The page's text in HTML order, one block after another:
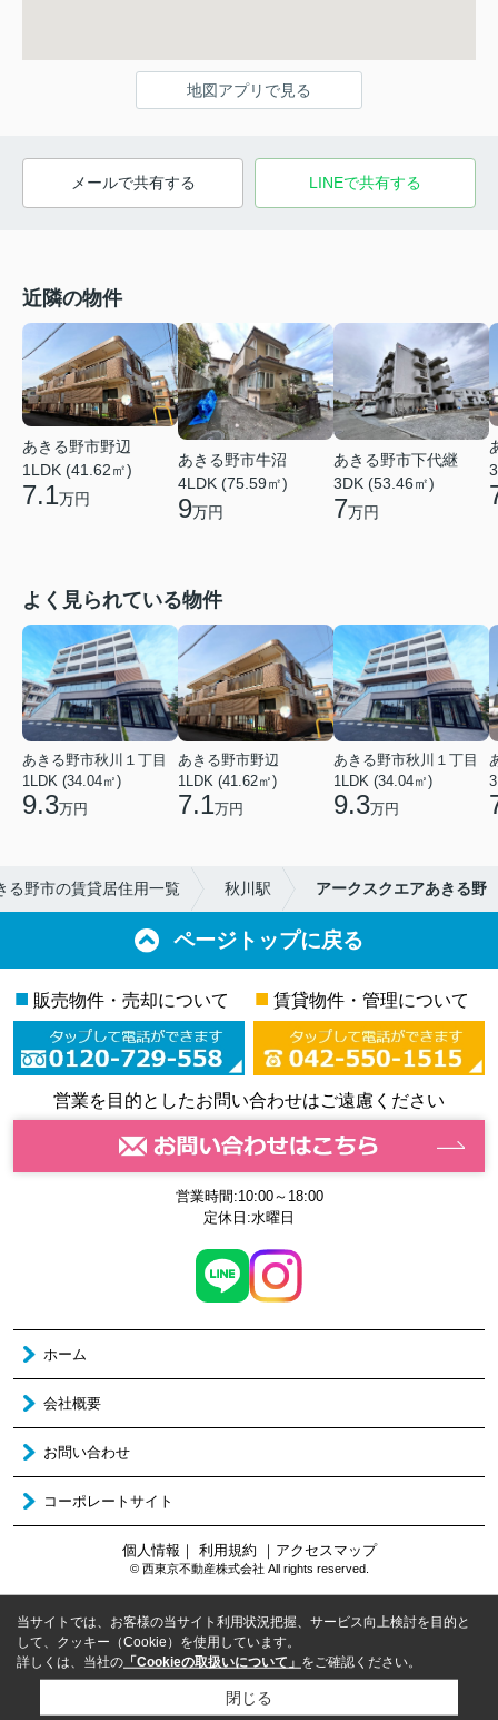
地図アプリで見る
メールで共有する LINEで共有する
近隣の物件
あきる野市野辺
1LDK (41.62㎡)
7.1万円
あきる野市牛沼
4LDK (75.59㎡)
9万円
あきる野市下代継
3DK (53.46㎡)
7万円
よく見られている物件
あきる野市秋川１丁目
1LDK (34.04㎡)
9.3万円
あきる野市野辺
1LDK (41.62㎡)
7.1万円
あきる野市秋川１丁目
1LDK (34.04㎡)
9.3万円
る野市の賃貸居住用一覧 秋川駅 アークスクエアあきる野
ページトップに戻る
■ 販売物件・売却について ■ 賃貸物件・管理について
営業を目的としたお問い合わせはご遠慮ください
営業時間:10:00～18:00
定休日:水曜日
ホーム
会社概要
お問い合わせ
コーポレートサイト
個人情報 ｜ 利用規約 ｜ アクセスマップ
© 西東京不動産株式会社 All rights reserved.
当サイトでは、お客様の当サイト利用状況把握、サービス向上検討を目的と
して、クッキー（Cookie）を使用しています。
詳しくは、当社の 「Cookieの取扱いについて」 をご確認ください。
閉じる